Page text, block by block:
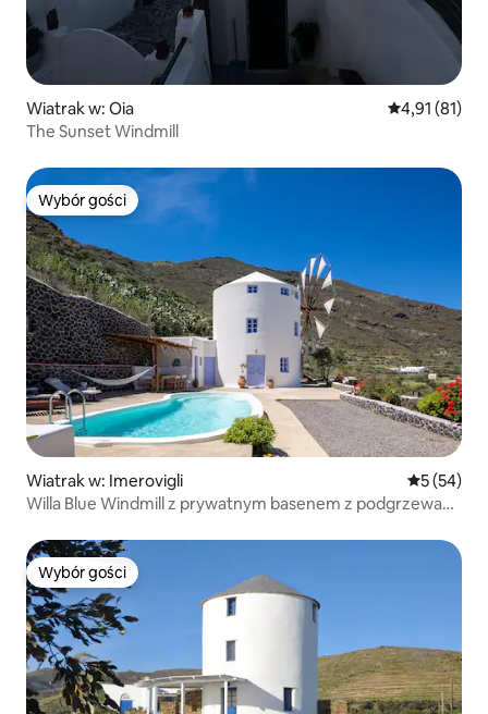
Wiatrak w: Oia Średnia
4,91 (81)
The Sunset Windmill
Wybór gości
Wybór gości
Wiatrak w: Imerovigli Średnia
5 (54)
Willa Blue Windmill z prywatnym basenem z podgrzewaną
Wybór gości
Wybór gości